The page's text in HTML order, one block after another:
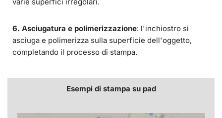
varie superfici irregolari.
6. Asciugatura e polimerizzazione: l'inchiostro si
asciuga e polimerizza sulla superficie dell'oggetto,
completando il processo di stampa.
Esempi di stampa su pad